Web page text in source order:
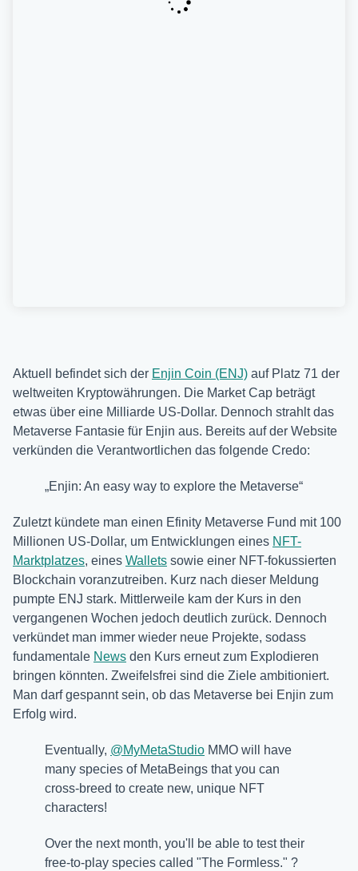
Aktuell befindet sich der Enjin Coin (ENJ) auf Platz 71 der
weltweiten Kryptowährungen. Die Market Cap beträgt
etwas über eine Milliarde US-Dollar. Dennoch strahlt das
Metaverse Fantasie für Enjin aus. Bereits auf der Website
verkünden die Verantwortlichen das folgende Credo:
„Enjin: An easy way to explore the Metaverse“
Zuletzt kündete man einen Efinity Metaverse Fund mit 100
Millionen US-Dollar, um Entwicklungen eines NFT-
Marktplatzes, eines Wallets sowie einer NFT-fokussierten
Blockchain voranzutreiben. Kurz nach dieser Meldung
pumpte ENJ stark. Mittlerweile kam der Kurs in den
vergangenen Wochen jedoch deutlich zurück. Dennoch
verkündet man immer wieder neue Projekte, sodass
fundamentale News den Kurs erneut zum Explodieren
bringen könnten. Zweifelsfrei sind die Ziele ambitioniert.
Man darf gespannt sein, ob das Metaverse bei Enjin zum
Erfolg wird.
Eventually, @MyMetaStudio MMO will have
many species of MetaBeings that you can
cross-breed to create new, unique NFT
characters!
Over the next month, you'll be able to test their
free-to-play species called "The Formless." ?